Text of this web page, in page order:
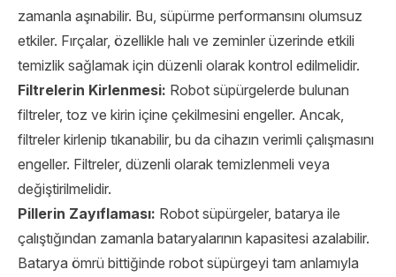
zamanla aşınabilir. Bu, süpürme performansını olumsuz
etkiler. Fırçalar, özellikle halı ve zeminler üzerinde etkili
temizlik sağlamak için düzenli olarak kontrol edilmelidir.
Filtrelerin Kirlenmesi: Robot süpürgelerde bulunan
filtreler, toz ve kirin içine çekilmesini engeller. Ancak,
filtreler kirlenip tıkanabilir, bu da cihazın verimli çalışmasını
engeller. Filtreler, düzenli olarak temizlenmeli veya
değiştirilmelidir.
Pillerin Zayıflaması: Robot süpürgeler, batarya ile
çalıştığından zamanla bataryalarının kapasitesi azalabilir.
Batarya ömrü bittiğinde robot süpürgeyi tam anlamıyla